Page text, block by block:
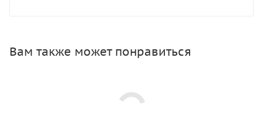
Вам также может понравиться